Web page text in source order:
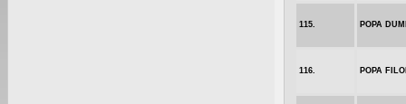
115. POPA
116. POPA